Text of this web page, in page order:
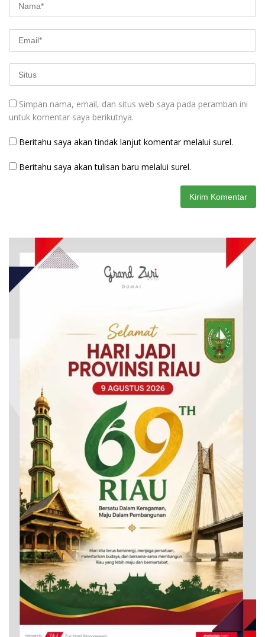
Simpan nama, email, dan situs web saya pada peramban ini
untuk komentar saya berikutnya.
Beritahu saya akan tindak lanjut komentar melalui surel.
Beritahu saya akan tulisan baru melalui surel.